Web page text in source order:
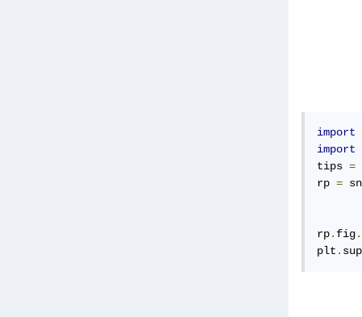
import
import
tips =
rp =
rp. fig.
plt .